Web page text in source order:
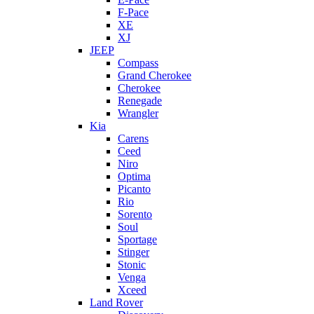
F-Pace
XE
XJ
JEEP
Compass
Grand Cherokee
Cherokee
Renegade
Wrangler
Kia
Carens
Ceed
Niro
Optima
Picanto
Rio
Sorento
Soul
Sportage
Stinger
Stonic
Venga
Xceed
Land Rover